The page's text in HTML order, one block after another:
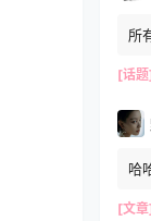
所
望
[话
哈
[文